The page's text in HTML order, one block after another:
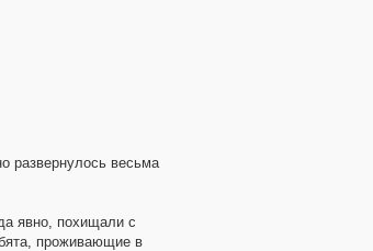
развернулось весьма
явно, похищали с
проживающие в